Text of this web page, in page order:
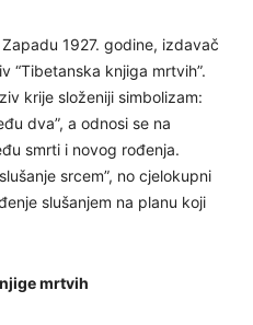
1927. godine, izdavač
“Tibetanska knjiga mrtvih”.
krije složeniji simbolizam:
dva”, a odnosi se na
smrti i novog rođenja.
srcem”, no cjelokupni
slušanjem na planu koji
mrtvih